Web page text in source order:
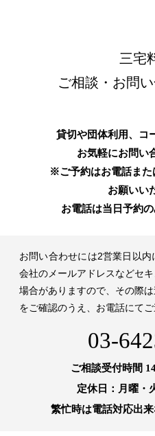
三宅
ご相談・お問
貸切や団体利用、コ
お気軽にお問い
※ご予約はお電話また
お願いい
お電話は当日予約の
お問い合わせには2営業日以内
会社のメールアドレスなどセ
場合がありますので、 その際
をご確認のうえ、 お電話にてご
03-
ご相談受付時間
定休日：月曜・
繁忙時は電話対応出